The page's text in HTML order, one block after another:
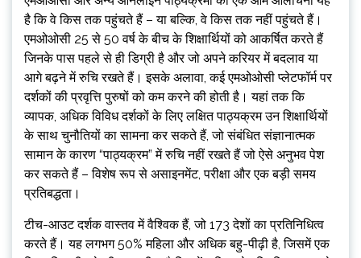
है कि वे किस तक पहुंचते हैं – या बल्कि, वे किस तक नहीं पहुंचते हैं।
एमओओसी 25 से 50 वर्ष के बीच के शिक्षार्थियों को आकर्षित करते हैं
जिनके पास पहले से ही डिग्री है और जो अपने करियर में बदलाव या
आगे बढ़ने में रुचि रखते हैं। इसके अलावा, कई एमओओसी प्लेटफॉर्म पर
दर्शकों की प्रवृत्ति पुरुषों को कम करने की होती है। यहां तक ​​​​कि
व्यापक, अधिक विविध दर्शकों के लिए लक्षित पाठ्यक्रम उन शिक्षार्थियों
के साथ चुनौतियों का सामना कर सकते हैं, जो संबंधित संज्ञानात्मक
सामान के कारण “पाठ्यक्रम” में रुचि नहीं रखते हैं जो ऐसे अनुभव पेश
कर सकते हैं – विशेष रूप से असाइनमेंट, परीक्षा और एक बड़ी समय
प्रतिबद्धता।
टीच-आउट दर्शक वास्तव में वैश्विक हैं, जो 173 देशों का प्रतिनिधित्व
करते हैं। यह लगभग 50% महिला और अधिक बहु-पीढ़ी है, जिसमें एक